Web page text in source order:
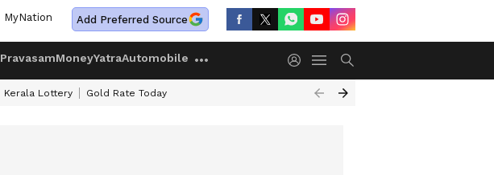
MyNation Add Preferred Source
PravasamMoneyYatraAutomobile
Kerala Lottery Gold Rate Today